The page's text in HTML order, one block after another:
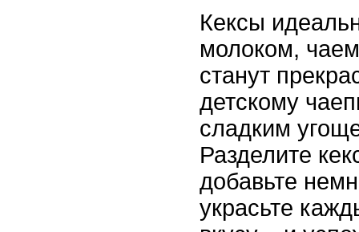
Кексы
молоком,
станут
детскому
сладким
Разделите
добавьте
украсьте